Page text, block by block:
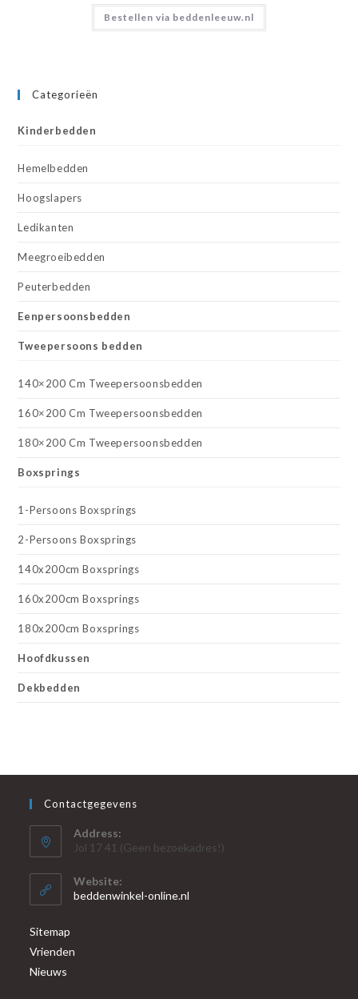
Bestellen via beddenleeuw.nl
Categorieën
Kinderbedden
Hemelbedden
Hoogslapers
Ledikanten
Meegroeibedden
Peuterbedden
Eenpersoonsbedden
Tweepersoons bedden
140×200 Cm Tweepersoonsbedden
160×200 Cm Tweepersoonsbedden
180×200 Cm Tweepersoonsbedden
Boxsprings
1-Persoons Boxsprings
2-Persoons Boxsprings
140x200cm Boxsprings
160x200cm Boxsprings
180x200cm Boxsprings
Hoofdkussen
Dekbedden
Contactgegevens
Address:
Jol 17 41 (Geen bezoekadres!)
Website:
beddenwinkel-online.nl
Sitemap
Vrienden
Nieuws